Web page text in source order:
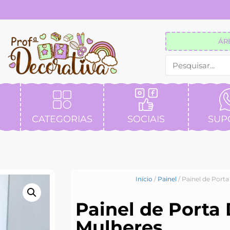
CATEGORIAS SOCIAIS
Início / Painel / Painel de
Painel de Porta